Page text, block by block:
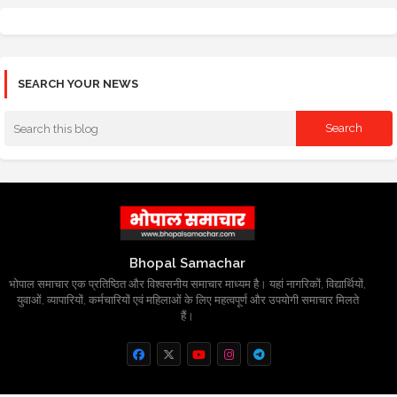
SEARCH YOUR NEWS
Bhopal Samachar
भोपाल समाचार एक प्रतिष्ठित और विश्वसनीय समाचार माध्यम है। यहां नागरिकों, विद्यार्थियों,
युवाओं, व्यापारियों, कर्मचारियों एवं महिलाओं के लिए महत्वपूर्ण और उपयोगी समाचार मिलते
हैं।